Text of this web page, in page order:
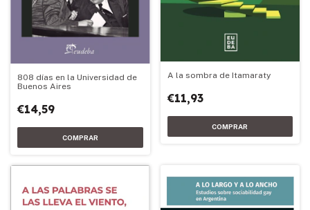
808 días en la Universidad de
Buenos Aires
€14,59
A la sombra de Itamaraty
€11,93